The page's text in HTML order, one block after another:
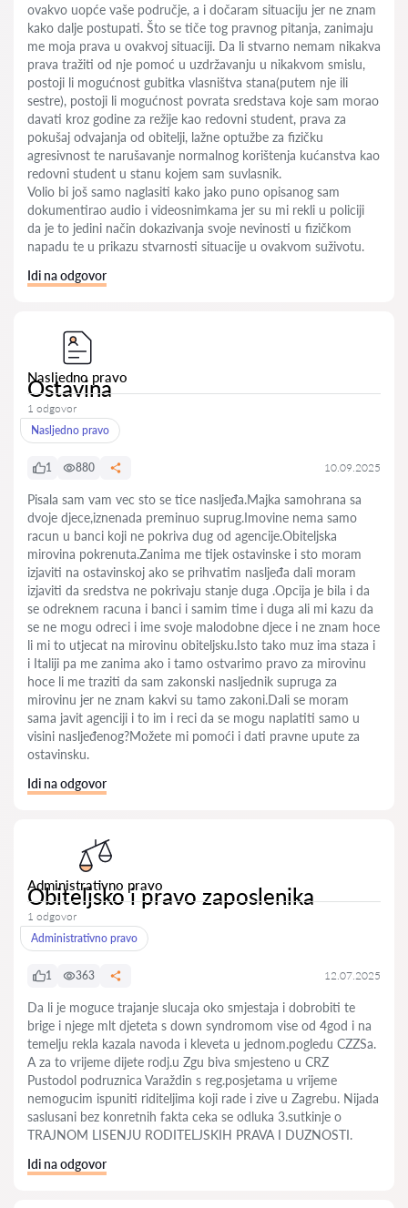
ovakvo uopće vaše područje, a i dočaram situaciju jer ne znam
kako dalje postupati. Što se tiče tog pravnog pitanja, zanimaju
me moja prava u ovakvoj situaciji. Da li stvarno nemam nikakva
prava tražiti od nje pomoć u uzdržavanju u nikakvom smislu,
postoji li mogućnost gubitka vlasništva stana(putem nje ili
sestre), postoji li mogućnost povrata sredstava koje sam morao
davati kroz godine za režije kao redovni student, prava za
pokušaj odvajanja od obitelji, lažne optužbe za fizičku
agresivnost te narušavanje normalnog korištenja kućanstva kao
redovni student u stanu kojem sam suvlasnik.
Volio bi još samo naglasiti kako jako puno opisanog sam
dokumentirao audio i videosnimkama jer su mi rekli u policiji
da je to jedini način dokazivanja svoje nevinosti u fizičkom
napadu te u prikazu stvarnosti situacije u ovakvom suživotu.
Idi na odgovor
Nasljedno pravo
Ostavina
1 odgovor
Nasljedno pravo
1 880 10.09.2025
Pisala sam vam vec sto se tice nasljeđa.Majka samohrana sa
dvoje djece,iznenada preminuo suprug.Imovine nema samo
racun u banci koji ne pokriva dug od agencije.Obiteljska
mirovina pokrenuta.Zanima me tijek ostavinske i sto moram
izjaviti na ostavinskoj ako se prihvatim nasljeđa dali moram
izjaviti da sredstva ne pokrivaju stanje duga .Opcija je bila i da
se odreknem racuna i banci i samim time i duga ali mi kazu da
se ne mogu odreci i ime svoje malodobne djece i ne znam hoce
li mi to utjecat na mirovinu obiteljsku.Isto tako muz ima staza i
i Italiji pa me zanima ako i tamo ostvarimo pravo za mirovinu
hoce li me traziti da sam zakonski nasljednik supruga za
mirovinu jer ne znam kakvi su tamo zakoni.Dali se moram
sama javit agenciji i to im i reci da se mogu naplatiti samo u
visini nasljeđenog?Možete mi pomoći i dati pravne upute za
ostavinsku.
Idi na odgovor
Administrativno pravo
Obiteljsko i pravo zaposlenika
1 odgovor
Administrativno pravo
1 363 12.07.2025
Da li je moguce trajanje slucaja oko smjestaja i dobrobiti te
brige i njege mlt djeteta s down syndromom vise od 4god i na
temelju rekla kazala navoda i kleveta u jednom.pogledu CZZSa.
A za to vrijeme dijete rodj.u Zgu biva smjesteno u CRZ
Pustodol podruznica Varaždin s reg.posjetama u vrijeme
nemogucim ispuniti riditeljima koji rade i zive u Zagrebu. Nijada
saslusani bez konretnih fakta ceka se odluka 3.sutkinje o
TRAJNOM LISENJU RODITELJSKIH PRAVA I DUZNOSTI.
Idi na odgovor